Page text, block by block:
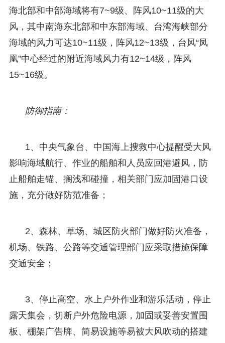
海北部和中部海域将有7~9级、阵风10~11级的大
风，其中南海东北部和中东部海域、台湾海峡部分
海域的风力可达10~11级，阵风12~13级，台风“凤
凰”中心经过的附近海域风力有12~14级，阵风
15~16级。
防御指南：
1、中央气象台、中国海上搜救中心提醒受大风
影响海域航行、作业的船舶和人员应回港避风，防
止船舶走锚、搁浅和碰撞，相关部门应加固港口设
施，充分做好防范准备；
2、森林、草场、城区防火部门做好防火准备，
机场、铁路、公路等交通管理部门应采取措施保障
交通安全；
3、停止高空、水上户外作业和游乐活动，停止
露天集会，切断户外危险电源，加固或妥善安置围
板、棚架广告牌、简易设施等易被大风吹动的搭建